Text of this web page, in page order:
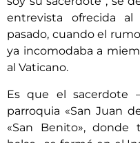
entrevista ofrecida
pasado, cuando el
ya incomodaba a
al Vaticano.
Es que el sacerdote
parroquia «San Juan
«San Benito»,